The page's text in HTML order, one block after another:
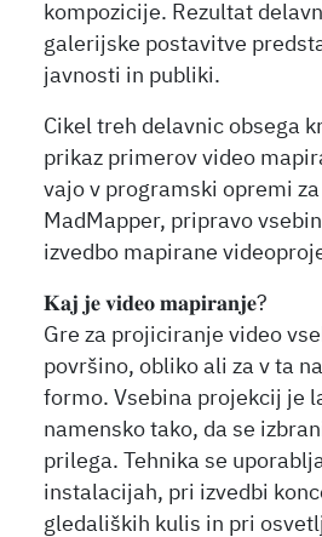
kompozicije. Rezultat
galerijske postavitve
javnosti in publiki.
Cikel treh delavnic obsega
prikaz primerov video
vajo v programski opremi
MadMapper, pripravo
izvedbo mapirane
𝐊𝐚𝐣 𝐣𝐞 𝐯𝐢𝐝𝐞𝐨 𝐦𝐚𝐩𝐢𝐫𝐚𝐧𝐣𝐞?
Gre za projiciranje video
površino, obliko ali za v ta
formo. Vsebina projekcij je
namensko tako, da se
prilega. Tehnika se
instalacijah, pri izvedbi
gledaliških kulis in pri